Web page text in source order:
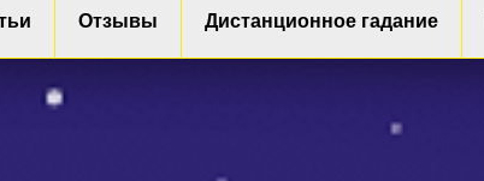
Отзывы Дистанционное гадание